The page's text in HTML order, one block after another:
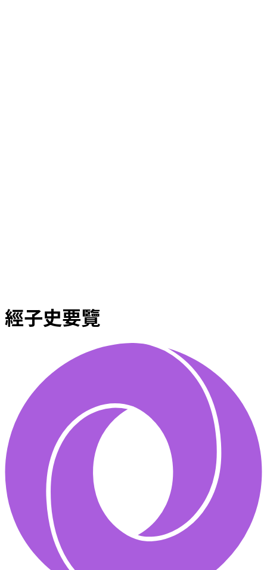
經子史要覽